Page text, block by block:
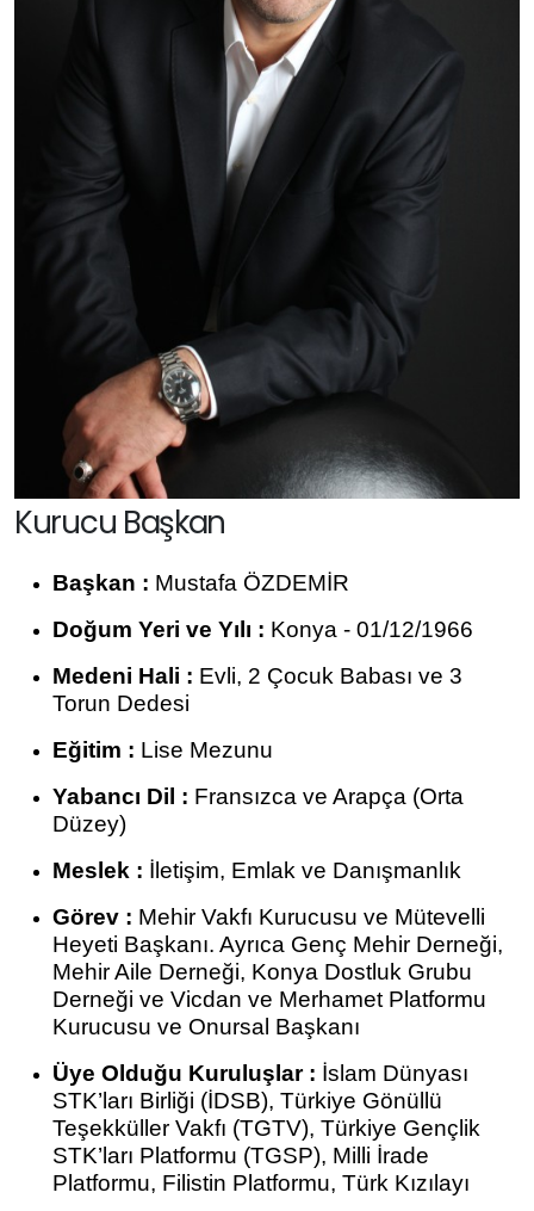
Kurucu Başkan
Başkan : Mustafa ÖZDEMİR
Doğum Yeri ve Yılı : Konya - 01/12/1966
Medeni Hali : Evli, 2 Çocuk Babası ve 3
Torun Dedesi
Eğitim : Lise Mezunu
Yabancı Dil : Fransızca ve Arapça (Orta
Düzey)
Meslek : İletişim, Emlak ve Danışmanlık
Görev : Mehir Vakfı Kurucusu ve Mütevelli
Heyeti Başkanı. Ayrıca Genç Mehir Derneği,
Mehir Aile Derneği, Konya Dostluk Grubu
Derneği ve Vicdan ve Merhamet Platformu
Kurucusu ve Onursal Başkanı
Üye Olduğu Kuruluşlar : İslam Dünyası
STK’ları Birliği (İDSB), Türkiye Gönüllü
Teşekküller Vakfı (TGTV), Türkiye Gençlik
STK’ları Platformu (TGSP), Milli İrade
Platformu, Filistin Platformu, Türk Kızılayı